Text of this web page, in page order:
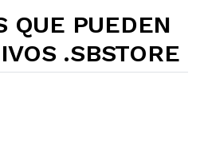
QUE PUEDEN
.SBSTORE